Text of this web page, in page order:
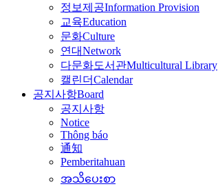
정보제공Information Provision
교육Education
문화Culture
연대Network
다문화도서관Multicultural Library
캘린더Calendar
공지사항Board
공지사항
Notice
Thông báo
通知
Pemberitahuan
အသိပေးစာ